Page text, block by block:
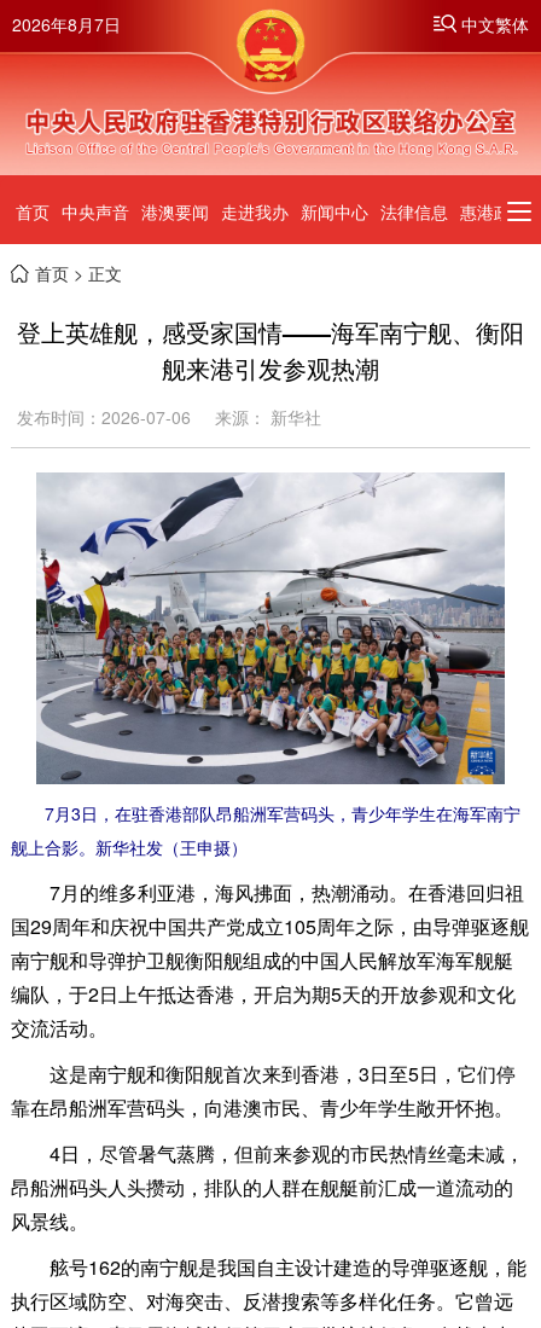
2026年8月7日 中文繁体
首页 中央声音 港澳要闻 走进我办 新闻中心 法律信息 惠港政策
首页> 正文
登上英雄舰，感受家国情——海军南宁舰、衡阳
舰来港引发参观热潮
发布时间：2026-07-06 来源： 新华社
7月3日，在驻香港部队昂船洲军营码头，青少年学生在海军南宁
舰上合影。新华社发（王申摄）
7月的维多利亚港，海风拂面，热潮涌动。在香港回归祖
国29周年和庆祝中国共产党成立105周年之际，由导弹驱逐舰
南宁舰和导弹护卫舰衡阳舰组成的中国人民解放军海军舰艇
编队，于2日上午抵达香港，开启为期5天的开放参观和文化
交流活动。
这是南宁舰和衡阳舰首次来到香港，3日至5日，它们停
靠在昂船洲军营码头，向港澳市民、青少年学生敞开怀抱。
4日，尽管暑气蒸腾，但前来参观的市民热情丝毫未减，
昂船洲码头人头攒动，排队的人群在舰艇前汇成一道流动的
风景线。
舷号162的南宁舰是我国自主设计建造的导弹驱逐舰，能
执行区域防空、对海突击、反潜搜索等多样化任务。它曾远